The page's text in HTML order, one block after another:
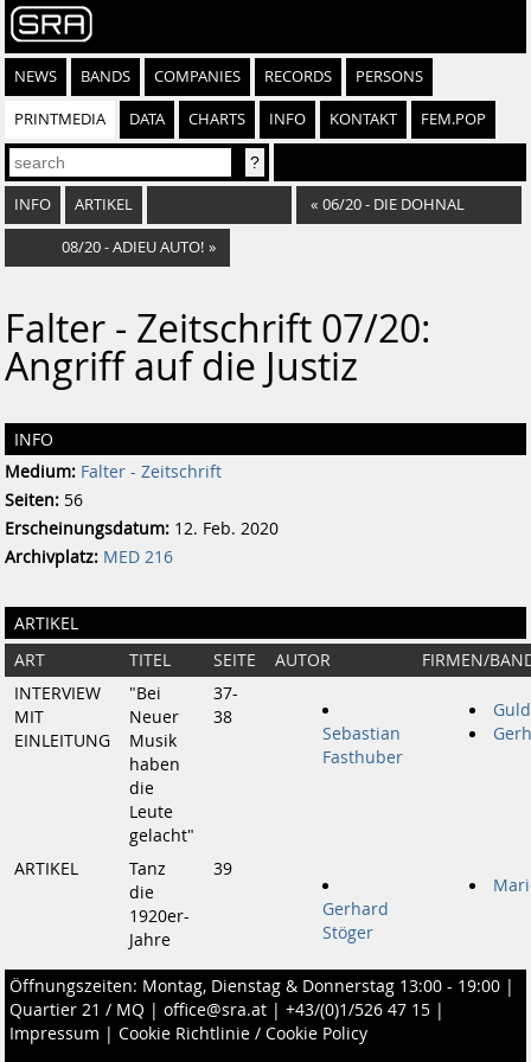
NEWS BANDS COMPANIES RECORDS PERSONS
PRINTMEDIA DATA CHARTS INFO KONTAKT FEM.POP
INFO ARTIKEL « 06/20 - DIE DOHNAL
08/20 - ADIEU AUTO! »
Falter - Zeitschrift 07/20:
Angriff auf die Justiz
INFO
Medium: Falter - Zeitschrift
Seiten: 56
Erscheinungsdatum: 12. Feb. 2020
Archivplatz: MED 216
ARTIKEL
ART TITEL SEITE AUTOR
FIRMEN/
INTERVIEW
MIT
EINLEITUNG
"Bei
Neuer
Musik
haben
die
Leute
gelacht"
37-
38
Sebastian
Fasthuber
ARTIKEL
Tanz
die
1920er-
Jahre
39
Gerhard
Stöger
Öffnungszeiten: Montag, Dienstag & Donnerstag 13:00 - 19:00 |
Quartier 21 / MQ | office@sra.at | +43/(0)1/526 47 15 |
Impressum | Cookie Richtlinie / Cookie Policy